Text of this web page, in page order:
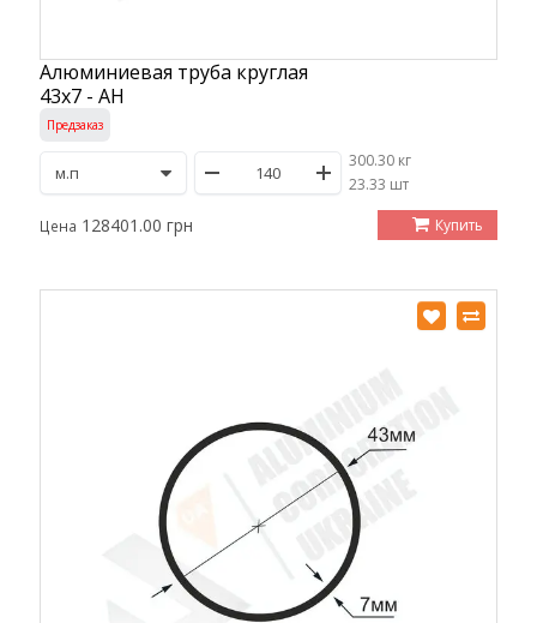
Алюминиевая труба круглая
43х7 - АН
Предзаказ
300.30 кг
/23.33 шт
Цена 128401.00 грн Купить